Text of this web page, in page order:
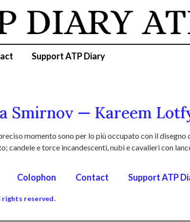
DIARY
Support ATP Diary
Smirnov — Kareem
momento sono per lo più occupato con il
candele e torce incandescenti, nubi e cavalieri con
Colophon Contact Support ATP
rights reserved.